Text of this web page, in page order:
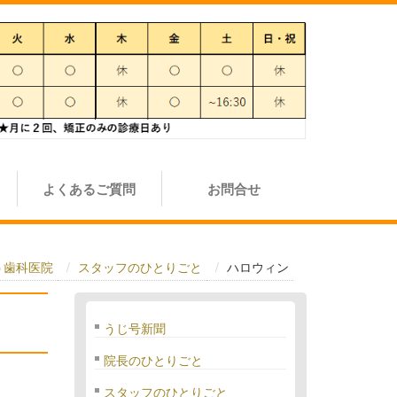
よくあるご質問 お問合せ
科医院 スタッフのひとりごと ハロウィン
うじ号新聞
院長のひとりごと
スタッフのひとりごと